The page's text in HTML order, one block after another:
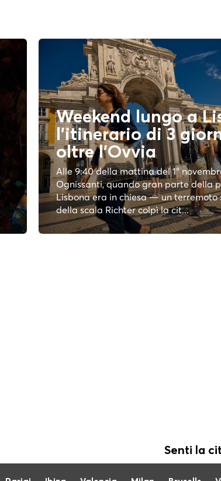
Weekend lungo a
l'itinerario di 3
oltre l'Ovvia
Alle 9:40 della mattina del 1°
Ognissanti, quando gran parte della
Lisbona era in chiesa — un terremoto
della scala Richter colpì la cit...
Senti la